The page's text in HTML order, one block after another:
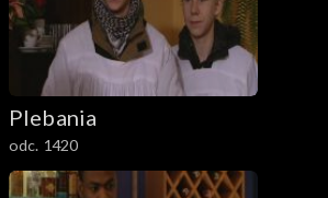
Plebania
odc. 1420